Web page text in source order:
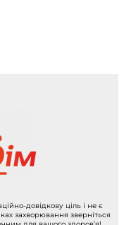
довідкову ціль і не є
захворювання зверніться